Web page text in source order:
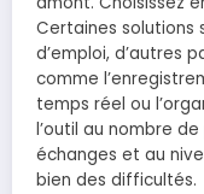
Certaines solutions
d’emploi, d’autres
comme
temps réel ou
l’outil au nombre
échanges et au
bien des difficultés.